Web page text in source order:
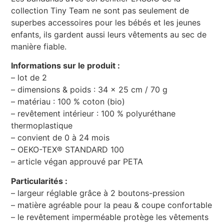
collection Tiny Team ne sont pas seulement de
superbes accessoires pour les bébés et les jeunes
enfants, ils gardent aussi leurs vêtements au sec de
manière fiable.
Informations sur le produit :
– lot de 2
– dimensions & poids : 34 x 25 cm / 70 g
– matériau : 100 % coton (bio)
– revêtement intérieur : 100 % polyuréthane
thermoplastique
– convient de 0 à 24 mois
– OEKO-TEX® STANDARD 100
– article végan approuvé par PETA
Particularités :
– largeur réglable grâce à 2 boutons-pression
– matière agréable pour la peau & coupe confortable
– le revêtement imperméable protège les vêtements